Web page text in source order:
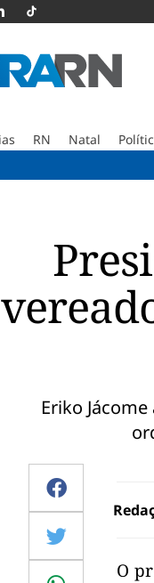
RN Natal
Eriko
O